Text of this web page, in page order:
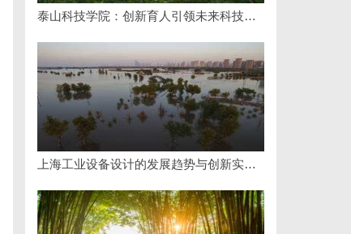
泰山科技学院：创新育人引领未来科技发展新高地
上海工业设备设计的发展趋势与创新实践探索